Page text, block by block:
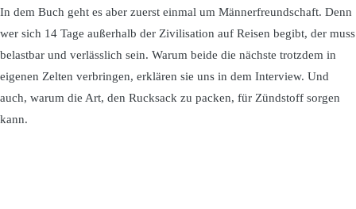
In dem Buch geht es aber zuerst einmal um Männerfreundschaft. Denn
wer sich 14 Tage außerhalb der Zivilisation auf Reisen begibt, der muss
belastbar und verlässlich sein. Warum beide die nächste trotzdem in
eigenen Zelten verbringen, erklären sie uns in dem Interview. Und
auch, warum die Art, den Rucksack zu packen, für Zündstoff sorgen
kann.